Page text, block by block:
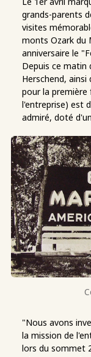
grands-parents
visites
monts Ozark du
anniversaire le
Depuis ce matin
Herschend,
pour la première
l'entreprise) est
admiré, doté
"Nous avons
la mission de
lors du sommet